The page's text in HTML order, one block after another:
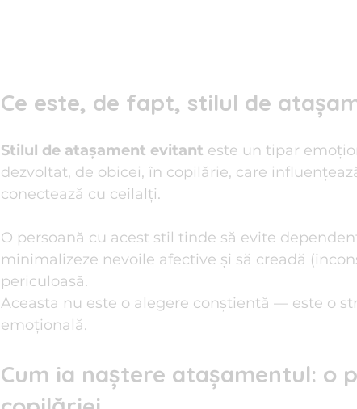
Ce este, de fapt, stilul de
Stilul de atașament evitant este un tipar
dezvoltat, de obicei, în copilărie, care
conectează cu ceilalți.
O persoană cu acest stil tinde să evite
minimalizeze nevoile afective și să creadă
periculoasă.
Aceasta nu este o alegere conștientă — este o
emoțională.
Cum ia naștere atașamentul: o